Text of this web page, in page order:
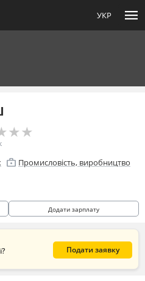
УКР menu
★
★★
★
enterprise Промисловість, виробництво
Додати зарплату
Подати заявку